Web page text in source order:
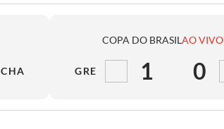
CHA
COPA DO BRASILAO VIVO
GRE 1 0